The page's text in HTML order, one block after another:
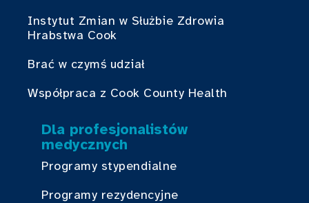
Instytut Zmian w Służbie Zdrowia
Hrabstwa Cook
Brać w czymś udział
Współpraca z Cook County Health
Dla profesjonalistów
medycznych
Programy stypendialne
Programy rezydencyjne